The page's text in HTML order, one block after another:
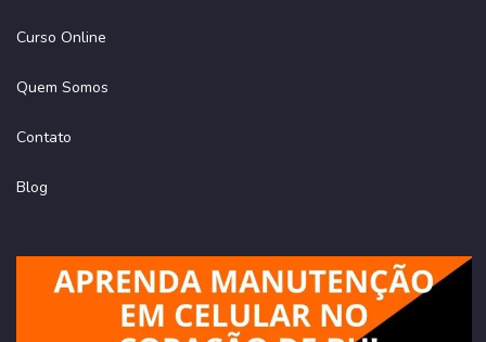
Curso Online
Quem Somos
Contato
Blog